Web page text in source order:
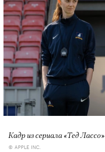
Кадр из сериала «Тед Лассо»
© APPLE INC.